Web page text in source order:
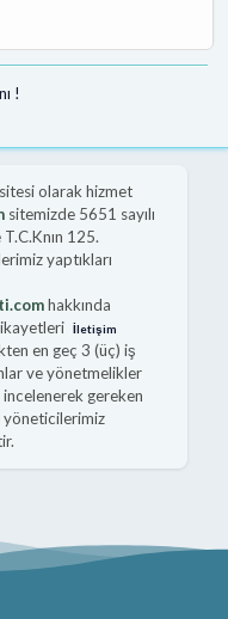
olarak hizmet
sitemizde 5651 sayılı
125.
yaptıkları
hakkında
İletişim
en geç 3 (üç) iş
ve yönetmelikler
incelenerek gereken
yöneticilerimiz